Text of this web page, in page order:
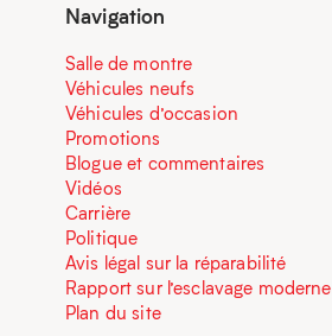
Navigation
Salle de montre
Véhicules neufs
Véhicules d’occasion
Promotions
Blogue et commentaires
Vidéos
Carrière
Politique
Avis légal sur la réparabilité
Rapport sur l’esclavage moderne
Plan du site